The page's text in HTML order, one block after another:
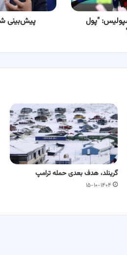
"پول
پیش‌بینی
گرینلد، هدف بعدی حمله ترامپ
۱۵-۱۰-۱۴۰۴